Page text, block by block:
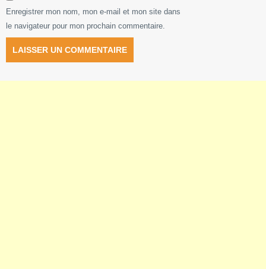
Enregistrer mon nom, mon e-mail et mon site dans
le navigateur pour mon prochain commentaire.